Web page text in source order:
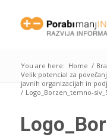
You are here: Home /
Velik potencial za
javnih organizacijah in
/ Logo_Borzen_temno-